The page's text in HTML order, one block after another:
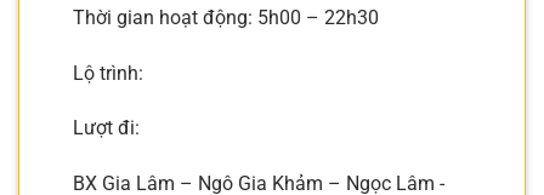
Thời gian hoạt động: 5h00 – 22h30
Lộ trình:
Lượt đi:
BX Gia Lâm – Ngô Gia Khảm – Ngọc Lâm -